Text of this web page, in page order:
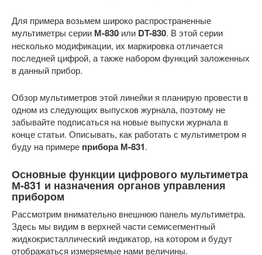
Для примера возьмем широко распространенные
мультиметры серии М-830 или DT-830. В этой серии
несколько модификации, их маркировка отличается
последней цифрой, а также набором функций заложенных
в данный прибор.
Обзор мультиметров этой линейки я планирую провести в
одном из следующих выпусков журнала, поэтому не
забывайте подписаться на новые выпуски журнала в
конце статьи. Описывать, как работать с мультиметром я
буду на примере прибора М-831.
Основные функции цифрового мультиметра
М-831 и назначения органов управления
прибором
Рассмотрим внимательно внешнюю панель мультиметра.
Здесь мы видим в верхней части семисегментный
жидкокристаллический индикатор, на котором и будут
отображаться измеряемые нами величины.